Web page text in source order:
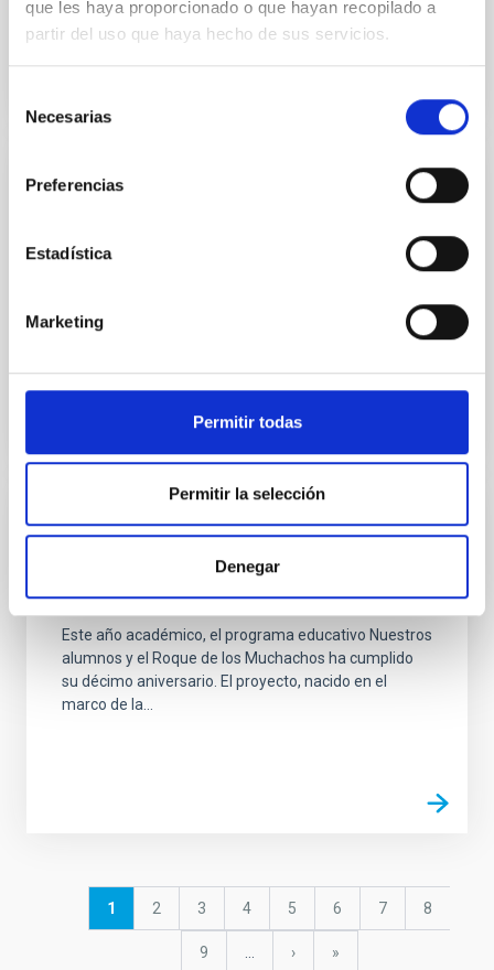
que les haya proporcionado o que hayan recopilado a
partir del uso que haya hecho de sus servicios.
Necesarias
Preferencias
Estadística
Marketing
Permitir todas
Permitir la selección
Denegar
GALERÍA
El Gran Telescopio Canarias (GTC) celebra el décimo
mayor...
GALERÍA
10 años del programa "Nuestros alumnos
y el Roque de los Muchachos”
Este año académico, el programa educativo Nuestros
alumnos y el Roque de los Muchachos ha cumplido
su décimo aniversario. El proyecto, nacido en el
marco de la...
PaginaciónPágina
1 Página
2 Página
3 Página
4 Página
5 Página
6 Página
7 Página
8
Página
9
Siguiente
›
última
»